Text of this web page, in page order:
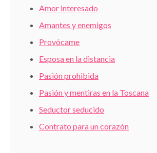
Amor interesado
Amantes y enemigos
Provócame
Esposa en la distancia
Pasión prohibida
Pasión y mentiras en la Toscana
Seductor seducido
Contrato para un corazón